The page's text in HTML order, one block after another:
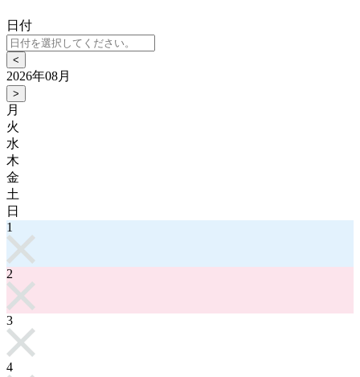
日付
<
2026年08月
>
月
火
水
木
金
土
日
1
2
3
4